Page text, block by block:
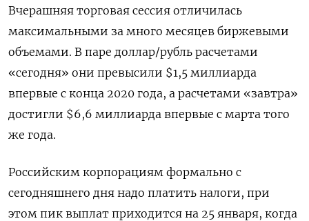
Вчерашняя торговая сессия отличилась
максимальными за много месяцев биржевыми
объемами. В паре доллар/рубль расчетами
«сегодня» они превысили $1,5 миллиарда
впервые с конца 2020 года, а расчетами «завтра»
достигли $6,6 миллиарда впервые с марта того
же года.
Российским корпорациям формально с
сегодняшнего дня надо платить налоги, при
этом пик выплат приходится на 25 января, когда